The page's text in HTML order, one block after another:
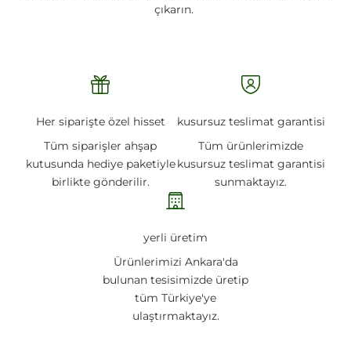
çıkarın.
Her siparişte özel hisset
Tüm siparişler ahşap
kutusunda hediye paketiyle
birlikte gönderilir.
kusursuz teslimat garantisi
Tüm ürünlerimizde
kusursuz teslimat garantisi
sunmaktayız.
yerli üretim
Ürünlerimizi Ankara'da
bulunan tesisimizde üretip
tüm Türkiye'ye
ulaştırmaktayız.